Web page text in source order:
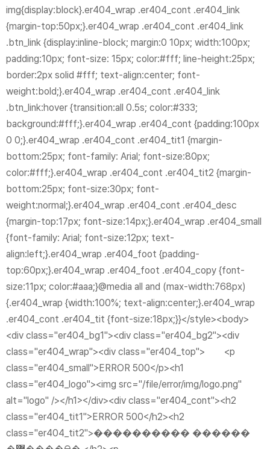
img{display:block}.er404_wrap .er404_cont .er404_link
{margin-top:50px;}.er404_wrap .er404_cont .er404_link
.btn_link {display:inline-block; margin:0 10px; width:100px;
padding:10px; font-size: 15px; color:#fff; line-height:25px;
border:2px solid #fff; text-align:center; font-
weight:bold;}.er404_wrap .er404_cont .er404_link
.btn_link:hover {transition:all 0.5s; color:#333;
background:#fff;}.er404_wrap .er404_cont {padding:100px
0 0;}.er404_wrap .er404_cont .er404_tit1 {margin-
bottom:25px; font-family: Arial; font-size:80px;
color:#fff;}.er404_wrap .er404_cont .er404_tit2 {margin-
bottom:25px; font-size:30px; font-
weight:normal;}.er404_wrap .er404_cont .er404_desc
{margin-top:17px; font-size:14px;}.er404_wrap .er404_small
{font-family: Arial; font-size:12px; text-
align:left;}.er404_wrap .er404_foot {padding-
top:60px;}.er404_wrap .er404_foot .er404_copy {font-
size:11px; color:#aaa;}@media all and (max-width:768px)
{.er404_wrap {width:100%; text-align:center;}.er404_wrap
.er404_cont .er404_tit {font-size:18px;}}</style><body>
<div class="er404_bg1"><div class="er404_bg2"><div
class="er404_wrap"><div class="er404_top"> <p
class="er404_small">ERROR 500</p><h1
class="er404_logo"><img src="/file/error/img/logo.png"
alt="logo" /></h1></div><div class="er404_cont"><h2
class="er404_tit1">ERROR 500</h2><h2
class="er404_tit2">���������� ������